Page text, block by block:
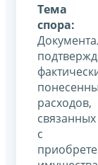
Тема
спора:
расходов,
связанных
с